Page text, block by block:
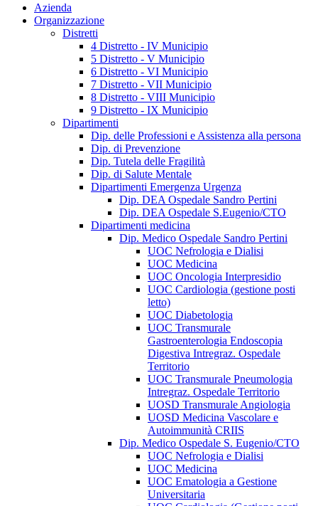
Azienda
Organizzazione
Distretti
4 Distretto - IV Municipio
5 Distretto - V Municipio
6 Distretto - VI Municipio
7 Distretto - VII Municipio
8 Distretto - VIII Municipio
9 Distretto - IX Municipio
Dipartimenti
Dip. delle Professioni e Assistenza alla persona
Dip. di Prevenzione
Dip. Tutela delle Fragilità
Dip. di Salute Mentale
Dipartimenti Emergenza Urgenza
Dip. DEA Ospedale Sandro Pertini
Dip. DEA Ospedale S.Eugenio/CTO
Dipartimenti medicina
Dip. Medico Ospedale Sandro Pertini
UOC Nefrologia e Dialisi
UOC Medicina
UOC Oncologia Interpresidio
UOC Cardiologia (gestione posti
letto)
UOC Diabetologia
UOC Transmurale
Gastroenterologia Endoscopia
Digestiva Intregraz. Ospedale
Territorio
UOC Transmurale Pneumologia
Intregraz. Ospedale Territorio
UOSD Transmurale Angiologia
UOSD Medicina Vascolare e
Autoimmunità CRIIS
Dip. Medico Ospedale S. Eugenio/CTO
UOC Nefrologia e Dialisi
UOC Medicina
UOC Ematologia a Gestione
Universitaria